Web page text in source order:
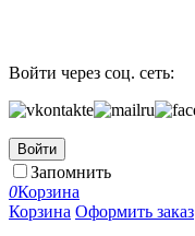
Войти через соц. сеть:
Войти
Запомнить
0Корзина
Корзина Оформить заказ